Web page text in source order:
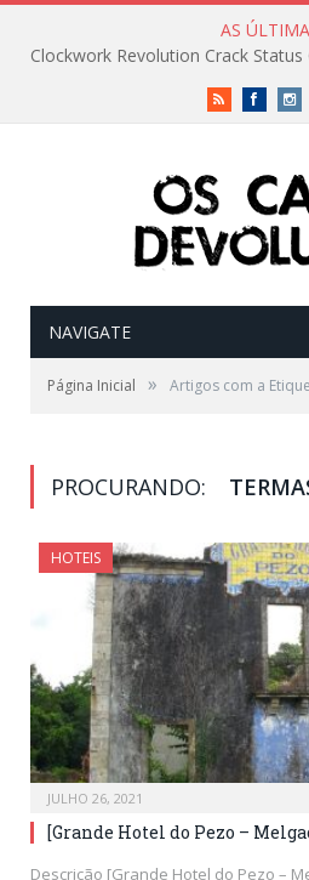
AS
RSS Facebook
NAVIGATE
Página Inicial » Artigos com a
PROCURANDO:
HOTEIS
JULHO 26, 2021
[Grande Hotel do Pezo –
Descrição [Grande Hotel do Pezo –